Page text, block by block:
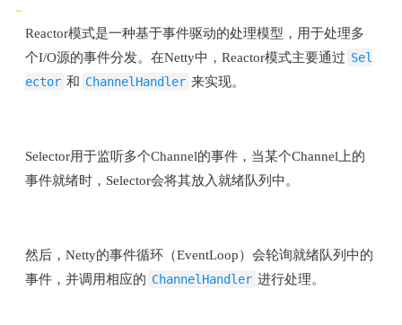
Reactor模式是一种基于事件驱动的处理模型，用于处理多
个I/O源的事件分发。在Netty中，Reactor模式主要通过 Sel
ector 和 ChannelHandler 来实现。
Selector用于监听多个Channel的事件，当某个Channel上的
事件就绪时，Selector会将其放入就绪队列中。
然后，Netty的事件循环（EventLoop）会轮询就绪队列中的
事件，并调用相应的 ChannelHandler 进行处理。